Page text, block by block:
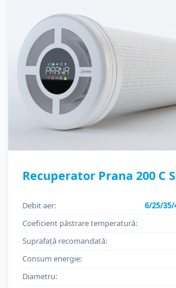
Recuperator Prana 200 C
Debit aer:
6/25/
Coeficient păstrare temperatură:
Suprafață recomandată:
Consum energie:
Diametru: